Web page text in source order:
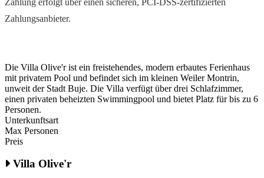
Zahlungsanbieter.
Die Villa Olive'r ist ein freistehendes, modern erbautes Ferienhaus
mit privatem Pool und befindet sich im kleinen Weiler Montrin,
unweit der Stadt Buje. Die Villa verfügt über drei Schlafzimmer,
einen privaten beheizten Swimmingpool und bietet Platz für bis zu 6
Personen.
Unterkunftsart
Max Personen
Preis
Villa Olive'r